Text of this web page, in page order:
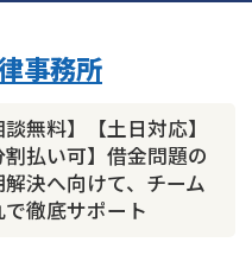
談無料】【土日対応】
割払い可】借金問題の
解決へ向けて、チーム
で徹底サポート
事務所